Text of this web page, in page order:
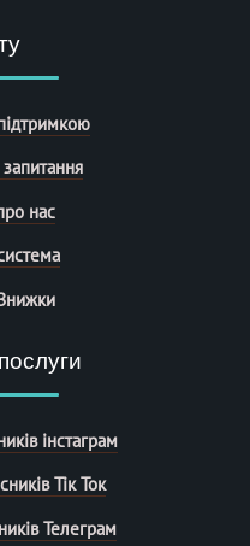
запитання
нас
інстаграм
Тік Ток
Телеграм